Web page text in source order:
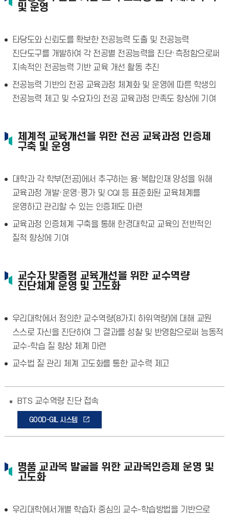
및 운영
타당도와 신뢰도를 확보한 전공능력 도출 및 전공능력
진단도구를 개발하여 각 전공별 전공능력을 진단·측정함으로써
지속적인 전공능력 기반 교육 개선 활동 추진
전공능력 기반의 전공 교육과정 체계화 및 운영에 따른 학생의
전공능력 제고 및 수요자의 전공 교육과정 만족도 향상에 기여
체계적 교육개선을 위한 전공 교육과정 인증제
구축 및 운영
대학과 각 학부(전공)에서 추구하는 융·복합인재 양성을 위해
교육과정 개발·운영·평가 및 CQI 등 표준화된 교육체계를
운영하고 관리할 수 있는 인증제도 마련
교육과정 인증체계 구축을 통해 한경대학교 교육의 전반적인
질적 향상에 기여
교수자 맞춤형 교육개선을 위한 교수역량
진단체계 운영 및 고도화
우리대학에서 정의한 교수역량(8가지 하위역량)에 대해 교원
스스로 자신을 진단하여 그 결과를 성찰 및 반영함으로써 능동적
교수-학습 질 향상 체계 마련
교수법 질 관리 체계 고도화를 통한 교수력 제고
BTS 교수역량 진단 접속
GOOD-GIL 시스템
명품 교과목 발굴을 위한 교과목인증제 운영 및
고도화
우리대학에서개별 학습자 중심의 교수-학습방법을 기반으로